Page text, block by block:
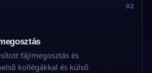
02
fájlmegosztás és
kollégákkal és külső